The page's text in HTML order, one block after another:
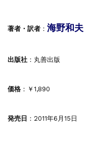
著者・訳者： 海野和夫
出版社：丸善出版
価格：￥1,890
発売日 ：2011年6月15日